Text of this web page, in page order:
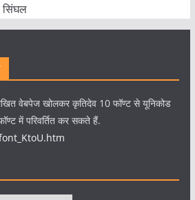
सिंघल
वेबपेज खोलकर कृतिदेव 10 फॉण्ट से यूनिकोड
में परिवर्तित कर सकते हैं.